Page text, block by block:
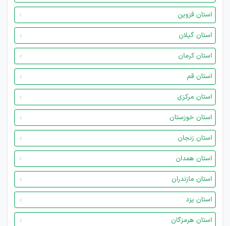
استان قزوین
استان گیلان
استان کرمان
استان قم
استان مرکزی
استان خوزستان
استان زنجان
استان همدان
استان مازندران
استان یزد
استان هرمزگان